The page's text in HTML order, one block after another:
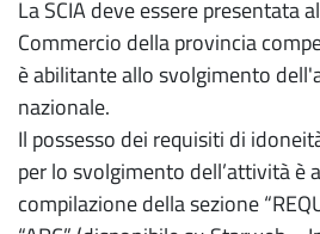
La SCIA deve essere presentata
Commercio della provincia
è abilitante allo svolgimento
nazionale.
Il possesso dei requisiti di
per lo svolgimento dell’attività è
compilazione della sezione